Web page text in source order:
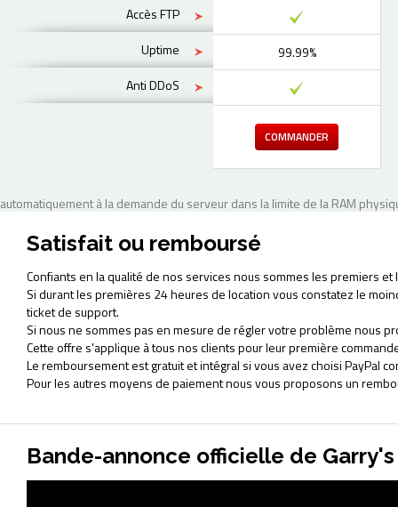
Accès FTP
Uptime
Anti DDoS
99.99%
COMMANDER
automatiquement à la demande du serveur dans la limite de la RAM
Satisfait ou remboursé
Confiants en la qualité de nos services nous sommes les premiers
Si durant les premières 24 heures de location vous constatez le
ticket de support.
Si nous ne sommes pas en mesure de régler votre problème nous
Cette offre s'applique à tous nos clients pour leur première
Le remboursement est gratuit et intégral si vous avez choisi PayPal
Pour les autres moyens de paiement nous vous proposons un
Bande-annonce officielle de